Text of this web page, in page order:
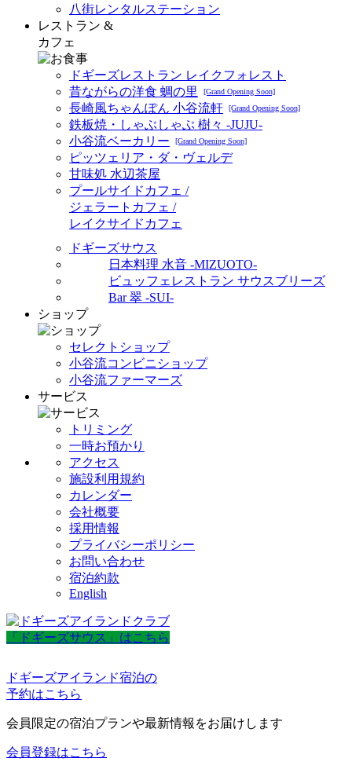
八街レンタルステーション
レストラン &
カフェ
ドギーズレストラン レイクフォレスト
昔ながらの洋食 蜩の里
[Grand Opening Soon]
長崎風ちゃんぽん 小谷流軒 [Grand Opening Soon]
鉄板焼・しゃぶしゃぶ 樹々 -JUJU-
小谷流ベーカリー
[Grand Opening Soon]
ピッツェリア・ダ・ヴェルデ
甘味処 水辺茶屋
プールサイドカフェ /
ジェラートカフェ /
レイクサイドカフェ
ドギーズサウス
日本料理 水音 -MIZUOTO-
ビュッフェレストラン サウスブリーズ
Bar 翠 -SUI-
ショップ
セレクトショップ
小谷流コンビニショップ
小谷流ファーマーズ
サービス
トリミング
一時お預かり
アクセス
施設利用規約
カレンダー
会社概要
採用情報
プライバシーポリシー
お問い合わせ
宿泊約款
English
「ドギーズサウス」はこちら
ドギーズアイランド宿泊の
予約はこちら
会員限定の宿泊プランや最新情報をお届けします
会員登録はこちら